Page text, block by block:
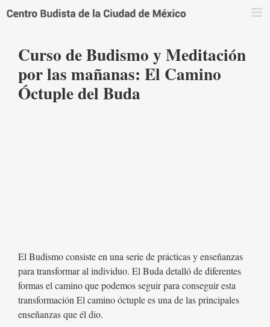
Curso de Budismo y Meditación
por las mañanas: El Camino
Óctuple del Buda
El Budismo consiste en una serie de prácticas y enseñanzas
para transformar al individuo. El Buda detalló de diferentes
formas el camino que podemos seguir para conseguir esta
transformación El camino óctuple es una de las principales
enseñanzas que él dio.